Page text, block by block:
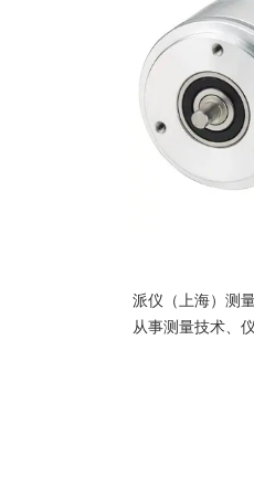
派仪（上海）测
从事测量技术、